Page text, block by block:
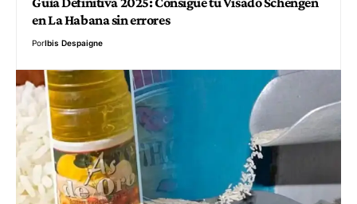
en La Habana sin errores
PorIbis Despaigne